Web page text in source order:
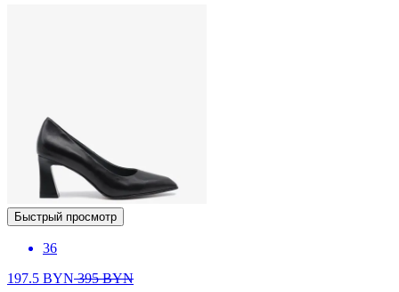
Быстрый просмотр
36
197.5 BYN395BYN